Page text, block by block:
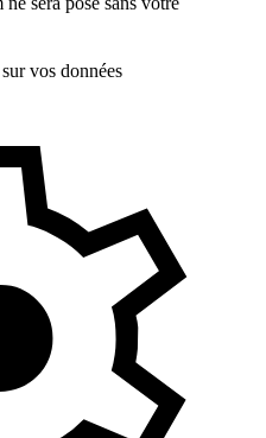
vos données